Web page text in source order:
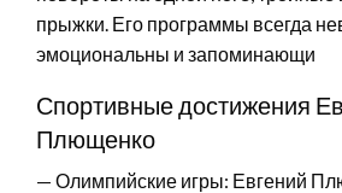
прыжки. Его программы всегда
эмоциональны и запоминающи
Спортивные достижения
Плющенко
— Олимпийские игры: Евгений